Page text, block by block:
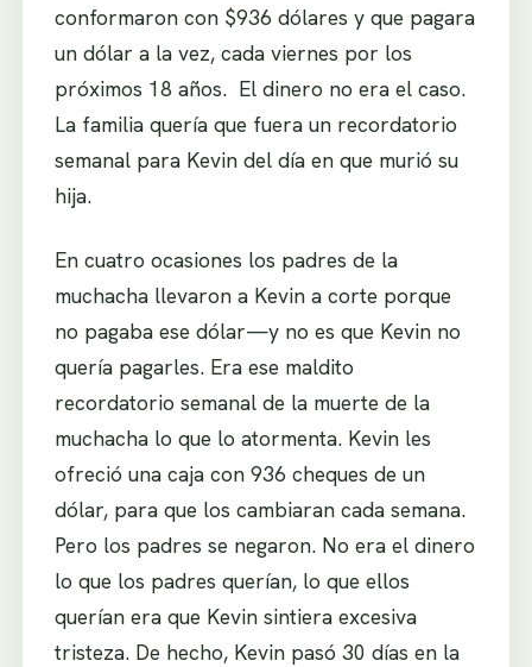
conformaron con $936 dólares y que pagara
un dólar a la vez, cada viernes por los
próximos 18 años. El dinero no era el caso.
La familia quería que fuera un recordatorio
semanal para Kevin del día en que murió su
hija.
En cuatro ocasiones los padres de la
muchacha llevaron a Kevin a corte porque
no pagaba ese dólar—y no es que Kevin no
quería pagarles. Era ese maldito
recordatorio semanal de la muerte de la
muchacha lo que lo atormenta. Kevin les
ofreció una caja con 936 cheques de un
dólar, para que los cambiaran cada semana.
Pero los padres se negaron. No era el dinero
lo que los padres querían, lo que ellos
querían era que Kevin sintiera excesiva
tristeza. De hecho, Kevin pasó 30 días en la